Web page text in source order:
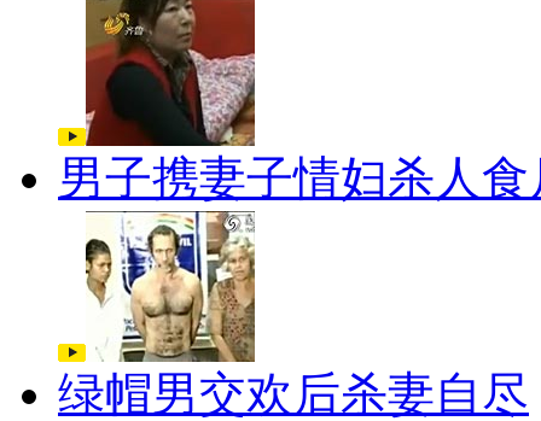
男子携妻子情妇杀人食
绿帽男交欢后杀妻自尽